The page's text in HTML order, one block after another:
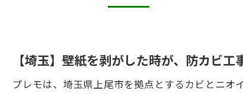
【埼玉】壁紙を剥がした時が、防カビ工
プレモは、埼玉県上尾市を拠点とするカビとニオ